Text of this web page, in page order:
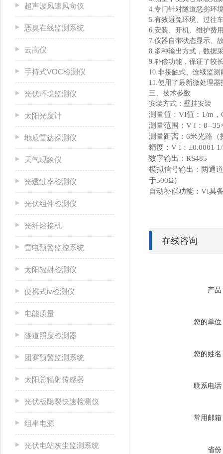
超声波风速风向仪
恶臭在线监测系统
云高仪
手持式VOC检测仪
光伏环境监测仪
太阳光度计
地质雷达探测仪
天气现象仪
光透过率检测仪
光伏组件检测仪
光纤熔接机
雷电预警监控系统
太阳辐射检测仪
便携式iv检测仪
电能质量
隧道照度检测器
团雾预警监测系统
太阳总辐射传感器
光伏板隐裂快速检测仪
组串电源
光伏电站灰尘监测系统
4.专门针对隧道恶劣环
5.有效避免环境、过往
6.安装、开机、维护费
7.仪器自带状态显示、
8.多种输出方式，数据
9.补偿功能，保证了较
10.非接触式、连续监测
11.使用了最新微处理
三、技术参数
安装方式：壁挂安装
测量值：VI值：1/m，
测量范围：V I：0--
测量距离：6米光路（
精度：V I：±0.0001
数字输出：RS485
模拟信号输出：两通
于500Ω）
自动补偿功能：VI具
在线咨询
产品
您的单位
您的姓名
联系电话
常用邮箱
省份